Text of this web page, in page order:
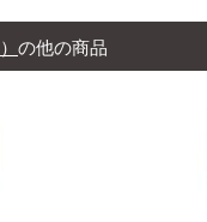
の他の商品